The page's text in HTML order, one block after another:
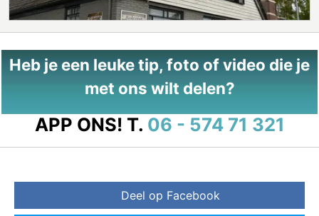
Heb je een leuke tip, foto of video die je
met ons wilt delen?
APP ONS! T. 06 - 574 71 321
Deel op Facebook